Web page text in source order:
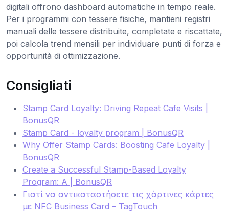
digitali offrono dashboard automatiche in tempo reale.
Per i programmi con tessere fisiche, mantieni registri
manuali delle tessere distribuite, completate e riscattate,
poi calcola trend mensili per individuare punti di forza e
opportunità di ottimizzazione.
Consigliati
Stamp Card Loyalty: Driving Repeat Cafe Visits |
BonusQR
Stamp Card - loyalty program | BonusQR
Why Offer Stamp Cards: Boosting Cafe Loyalty |
BonusQR
Create a Successful Stamp-Based Loyalty
Program: A | BonusQR
Γιατί να αντικαταστήσετε τις χάρτινες κάρτες
με NFC Business Card – TagTouch